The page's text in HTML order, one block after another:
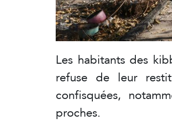
Les habitants des
refuse de leur
confisquées,
proches.